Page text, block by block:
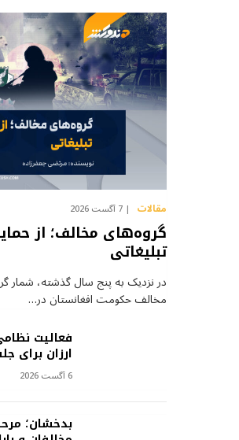
مقالات 7 آگست 2026
گروه‌های مخالف؛ از
تبلیغاتی
در نزدیک به پنج سال گذشته، شمار
مخالف حکومت افغانستان در…
فعالیت
ارزان برای
6 آگست 2026
بدخشان؛